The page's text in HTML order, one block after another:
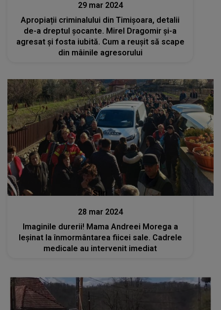
29 mar 2024
Apropiații criminalului din Timișoara, detalii
de-a dreptul șocante. Mirel Dragomir și-a
agresat și fosta iubită. Cum a reușit să scape
din mâinile agresorului
Stiri
28 mar 2024
Imaginile durerii! Mama Andreei Morega a
leșinat la înmormântarea fiicei sale. Cadrele
medicale au intervenit imediat